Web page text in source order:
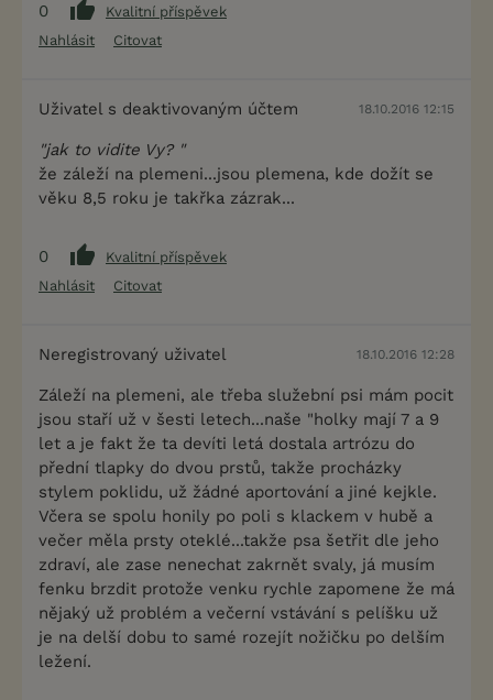
0
Kvalitní příspěvek
Nahlásit
Citovat
Uživatel s deaktivovaným účtem 18.10.2016 12:15
"jak to vidite Vy? "
že záleží na plemeni...jsou plemena, kde dožít se
věku 8,5 roku je takřka zázrak...
0
Kvalitní příspěvek
Nahlásit
Citovat
Neregistrovaný uživatel 18.10.2016 12:28
Záleží na plemeni, ale třeba služební psi mám pocit
jsou staří už v šesti letech...naše "holky mají 7 a 9
let a je fakt že ta devíti letá dostala artrózu do
přední tlapky do dvou prstů, takže procházky
stylem poklidu, už žádné aportování a jiné kejkle.
Včera se spolu honily po poli s klackem v hubě a
večer měla prsty oteklé...takže psa šetřit dle jeho
zdraví, ale zase nenechat zakrnět svaly, já musím
fenku brzdit protože venku rychle zapomene že má
nějaký už problém a večerní vstávání s pelíšku už
je na delší dobu to samé rozejít nožičku po delším
ležení.